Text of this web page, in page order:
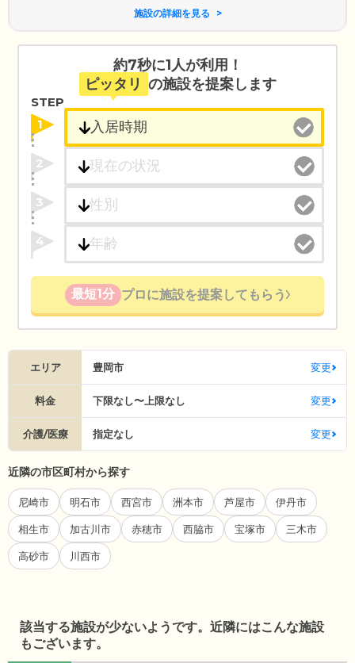
施設の詳細を見る
約7秒に1人が利用！
ピッタリ の施設を提案します
STEP
1
2
3
4
最短1分 プロに施設を提案してもらう
エリア 豊岡市 変更
料金 下限なし〜上限なし 変更
介護/医療 指定なし 変更
近隣の市区町村から探す
尼崎市 明石市 西宮市 洲本市 芦屋市 伊丹市
相生市 加古川市 赤穂市 西脇市 宝塚市 三木市
高砂市 川西市
該当する施設が少ないようです。近隣にはこんな施設
もございます。